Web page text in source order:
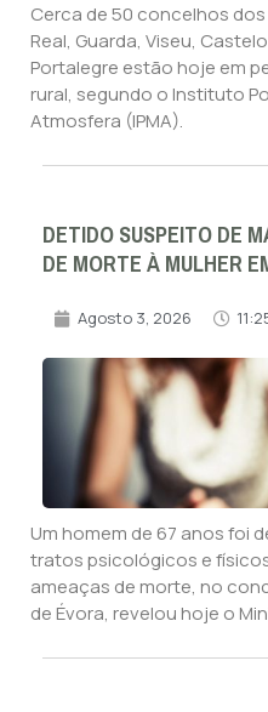
Cerca de 50 concelhos
Real, Guarda, Viseu,
Portalegre estão hoje em
rural, segundo o Instituto
Atmosfera (IPMA).
DETIDO SUSPEITO DE
DE MORTE À MULHER
Agosto 3, 2026
Um homem de 67 anos foi
tratos psicológicos e
ameaças de morte, no
de Évora, revelou hoje o